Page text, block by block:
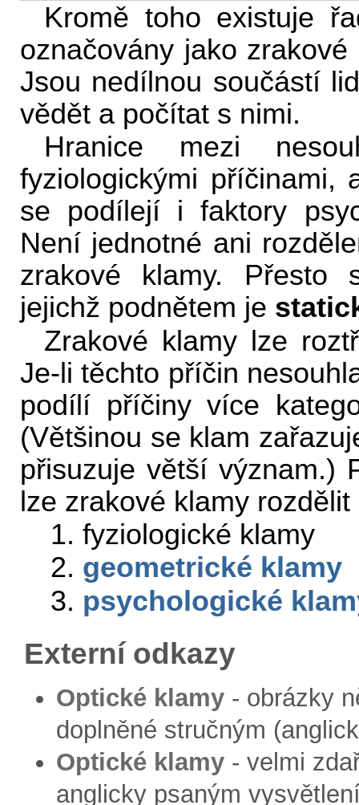
Kromě toho existuje
označovány jako
Jsou nedílnou součástí
vědět a počítat s nimi.
Hranice mezi
fyziologickými příčinami,
se podílejí i faktory
Není jednotné ani
zrakové klamy. Přesto
jejichž podnětem je
Zrakové klamy lze
Je-li těchto příčin
podílí příčiny více
(Většinou se klam
přisuzuje větší význam.)
lze zrakové klamy rozdělit
1. fyziologické klamy
2. geometrické klamy
3. psychologické
Externí odkazy
Optické klamy - obrázky
doplněné stručným
Optické klamy - velmi
anglicky psaným